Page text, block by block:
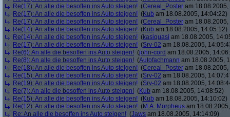
Re(17): An alle die besoffen ins Auto steigen! (Cereal_Poster am
Re(17): An alle die besoffen ins Auto steigen! (Kub am 18.08.2005, 14:04:22)
Re(17): An alle die besoffen ins Auto steigen! (Cereal_Poster am
Re(14): An alle die besoffen ins Auto steigen! (Kub am 18.08.2005, 14:05:12)
Re(14): An alle die besoffen ins Auto steigen! (kasiquasi am 18.08.2005,
Re(17): An alle die besoffen ins Auto steigen! (Srv-02 am 18.08.2005,
Re(6): An alle die besoffen ins Auto steigen! (john-cord am 18.08.2005,
Re(8): An alle die besoffen ins Auto steigen! (Autofachmann am 18.08.2005,
Re(18): An alle die besoffen ins Auto steigen! (Cereal_Poster am
Re(15): An alle die besoffen ins Auto steigen! (Srv-02 am 18.08.2005,
Re(19): An alle die besoffen ins Auto steigen! (Srv-02 am 18.08.2005,
Re(7): An alle die besoffen ins Auto steigen! (Kub am 18.08.2005, 14:08:52)
Re(15): An alle die besoffen ins Auto steigen! (Kub am 18.08.2005, 14:10:02)
Re(12): An alle die besoffen ins Auto steigen! (M.A. Morpheus am
Re: An alle die besoffen ins Auto steigen! (Jaws am 18.08.2005, 14:14:09)